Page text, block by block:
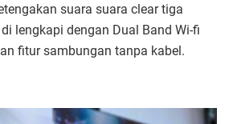
suara suara clear tiga
lengkapi dengan Dual Band Wi-fi
fitur sambungan tanpa kabel.